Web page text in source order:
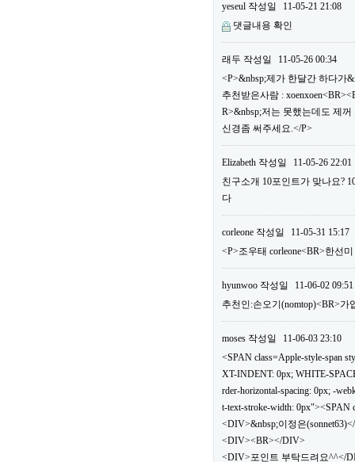
yeseul 작성일
11-05-21 21:08
댓글내용 확인
래두 작성일
11-05-26 00:34
<P>&nbsp;제가 한달간 하다가
추천받은사람 :
R>&nbsp;저는 못했는데도 제
신경좀 써주세요.</P>
Elizabeth 작성일
11-05-26 22:01
친구소개 10포인트가 맞나요?
다
corleone 작성일
11-05-31 15:17
<P>조우태 corleone<BR>한선
hyunwoo 작성일
11-06-02 09:51
추천인:손오기(nomtop)<BR>
moses 작성일
11-06-03 23:10
<SPAN class=Apple-style-span
XT-INDENT: 0px; WHITE-
rder-horizontal-spacing: 0px; -
t-text-stroke-width: 0px"><SPAN
<DIV>&nbsp;이정은
<DIV><BR></DIV>
<DIV>포인트 부탁드려요^^</